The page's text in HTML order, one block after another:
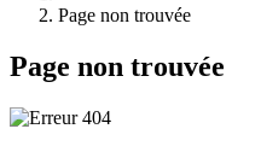
Page non trouvée
Page non trouvée